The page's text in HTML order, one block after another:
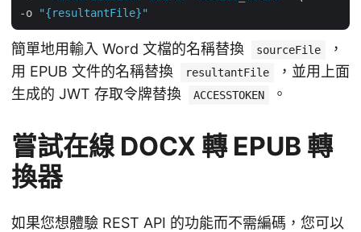
-o
"{resultantFile}"
簡單地用輸入 Word 文檔的名稱替換 sourceFile
，
用 EPUB 文件的名稱替換
resultantFile
，並用上面
生成的 JWT 存取令牌替換
ACCESSTOKEN 。
嘗試在線 DOCX 轉 EPUB 轉
換器
如果您想體驗 REST API 的功能而不需編碼，您可以